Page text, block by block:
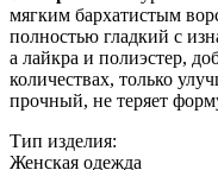
мягким бархатистым
полностью гладкий с
а лайкра и полиэстер,
количествах, только
прочный, не теряет
Тип изделия:
Женская одежда